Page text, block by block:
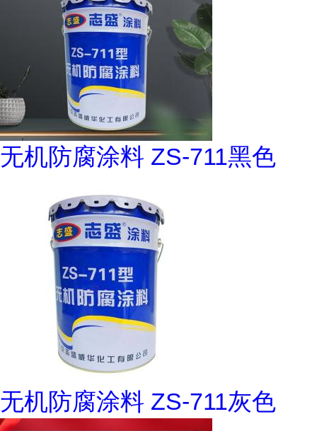
无机防腐涂料 ZS-711黑色
无机防腐涂料 ZS-711灰色